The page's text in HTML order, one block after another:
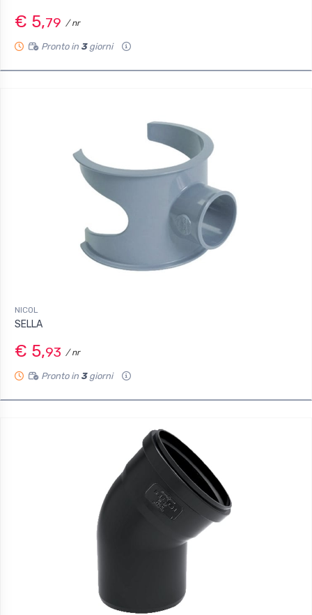
€ 5,79 / nr
Pronto in 3giorni
NICOL
SELLA
€ 5,93 / nr
Pronto in 3giorni